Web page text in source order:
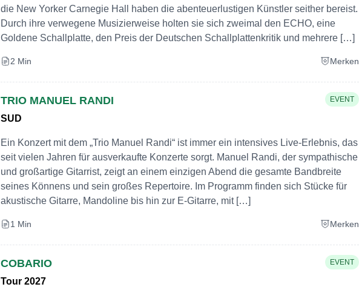
die New Yorker Carnegie Hall haben die abenteuerlustigen Künstler seither bereist.
Durch ihre verwegene Musizierweise holten sie sich zweimal den ECHO, eine
Goldene Schallplatte, den Preis der Deutschen Schallplattenkritik und mehrere […]
2 Min Merken
TRIO MANUEL RANDI EVENT
SUD
Ein Konzert mit dem „Trio Manuel Randi“ ist immer ein intensives Live-Erlebnis, das
seit vielen Jahren für ausverkaufte Konzerte sorgt. Manuel Randi, der sympathische
und großartige Gitarrist, zeigt an einem einzigen Abend die gesamte Bandbreite
seines Könnens und sein großes Repertoire. Im Programm finden sich Stücke für
akustische Gitarre, Mandoline bis hin zur E-Gitarre, mit […]
1 Min Merken
COBARIO EVENT
Tour 2027